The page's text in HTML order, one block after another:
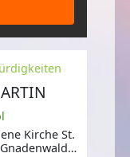
Kirche St.